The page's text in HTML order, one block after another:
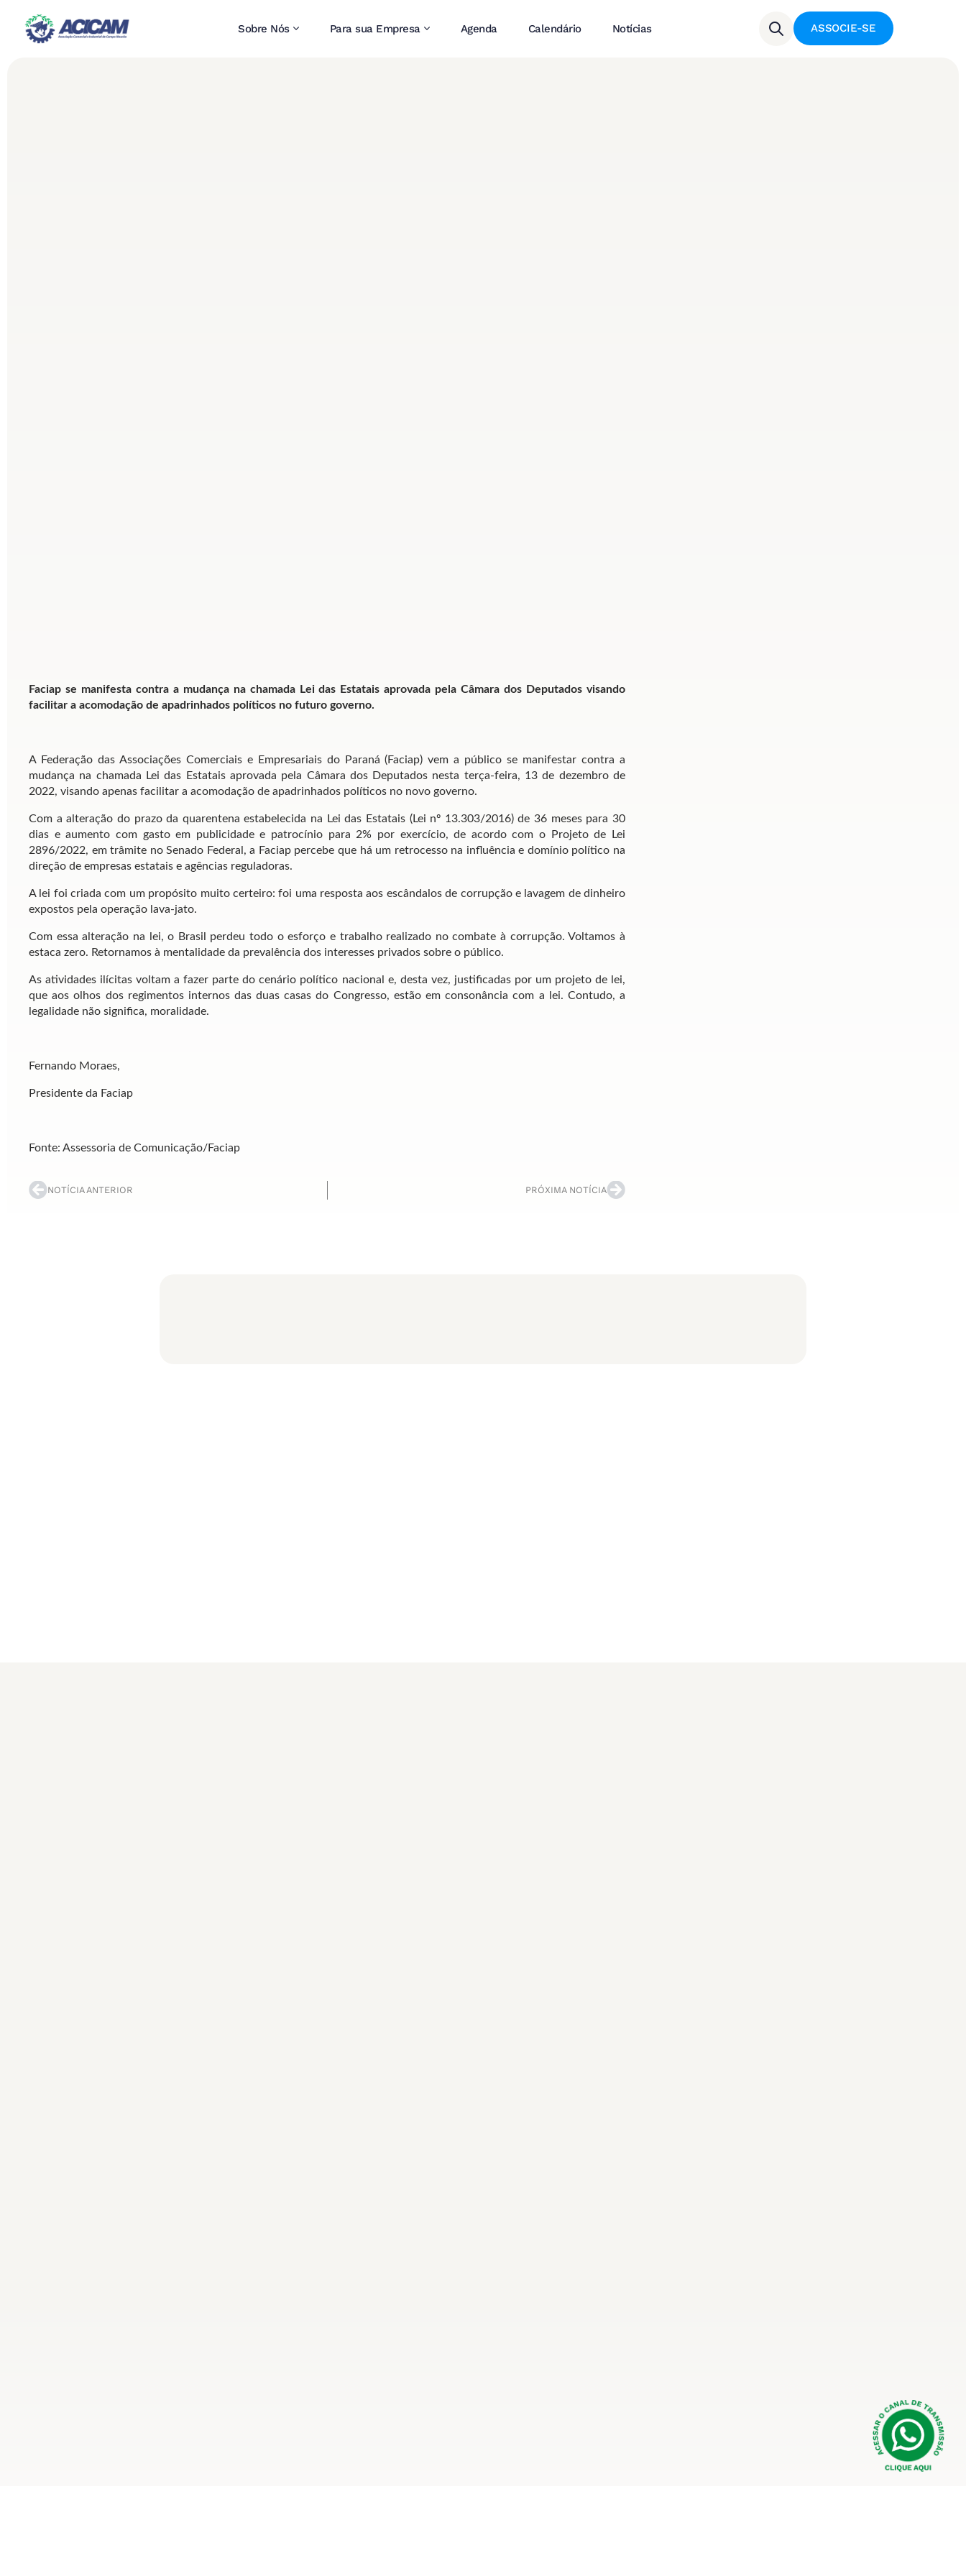
Sobre Nós Para sua Empresa Agenda Calendário Notícias ASSOCIE-SE
Faciap se manifesta contra a mudança na chamada Lei das Estatais aprovada pela Câmara dos Deputados visando
facilitar a acomodação de apadrinhados políticos no futuro governo.
A Federação das Associações Comerciais e Empresariais do Paraná (Faciap) vem a público se manifestar contra a
mudança na chamada Lei das Estatais aprovada pela Câmara dos Deputados nesta terça-feira, 13 de dezembro de
2022, visando apenas facilitar a acomodação de apadrinhados políticos no novo governo.
Com a alteração do prazo da quarentena estabelecida na Lei das Estatais (Lei nº 13.303/2016) de 36 meses para 30
dias e aumento com gasto em publicidade e patrocínio para 2% por exercício, de acordo com o Projeto de Lei
2896/2022, em trâmite no Senado Federal, a Faciap percebe que há um retrocesso na influência e domínio político na
direção de empresas estatais e agências reguladoras.
A lei foi criada com um propósito muito certeiro: foi uma resposta aos escândalos de corrupção e lavagem de dinheiro
expostos pela operação lava-jato.
Com essa alteração na lei, o Brasil perdeu todo o esforço e trabalho realizado no combate à corrupção. Voltamos à
estaca zero. Retornamos à mentalidade da prevalência dos interesses privados sobre o público.
As atividades ilícitas voltam a fazer parte do cenário político nacional e, desta vez, justificadas por um projeto de lei,
que aos olhos dos regimentos internos das duas casas do Congresso, estão em consonância com a lei. Contudo, a
legalidade não significa, moralidade.
Fernando Moraes,
Presidente da Faciap
Fonte: Assessoria de Comunicação/Faciap
NOTÍCIA ANTERIOR PRÓXIMA NOTÍCIA